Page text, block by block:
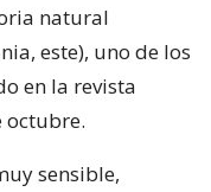
natural
este), uno de los
en la revista
octubre.
sensible,